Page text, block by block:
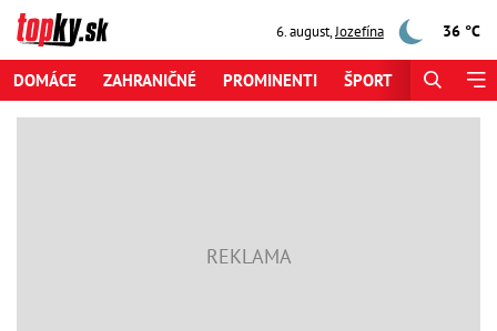
6. august,Jozefína 36 °C
DOMÁCE ZAHRANIČNÉ PROMINENTI ŠPORT